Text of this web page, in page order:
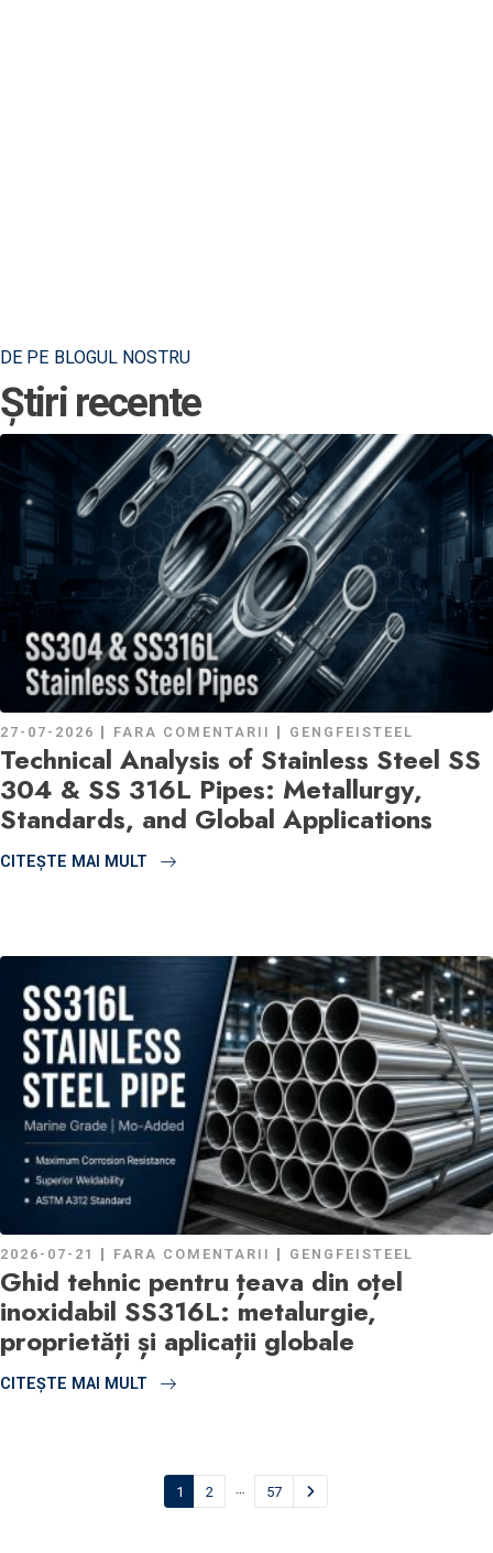
DE PE BLOGUL NOSTRU
Știri recente
27-07-2026 FARA COMENTARII GENGFEISTEEL
Technical Analysis of Stainless Steel SS
304 & SS 316L Pipes: Metallurgy,
Standards, and Global Applications
CITEŞTE MAI MULT
2026-07-21 FARA COMENTARII GENGFEISTEEL
Ghid tehnic pentru țeava din oțel
inoxidabil SS316L: metalurgie,
proprietăți și aplicații globale
CITEŞTE MAI MULT
1 2 57